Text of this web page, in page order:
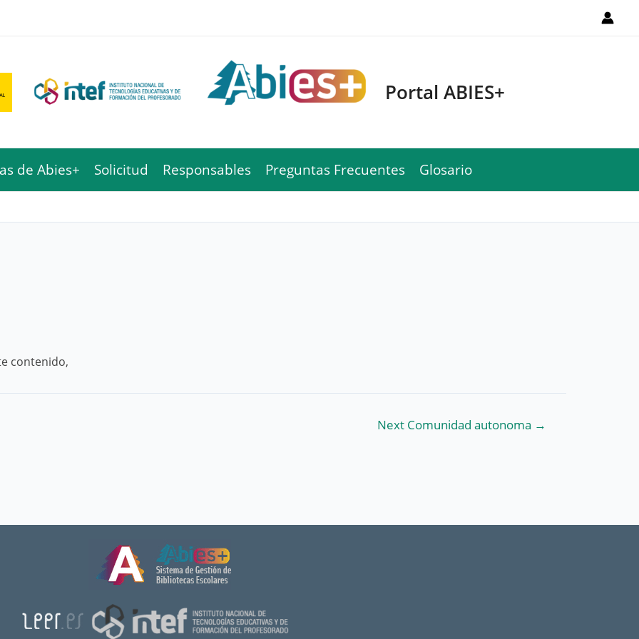
Portal ABIES+
de Abies+ Solicitud Responsables Preguntas Frecuentes Glosario
contenido,
Next Comunidad autonoma →